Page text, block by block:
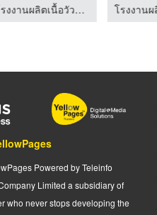
โรงงานผลิตเนื้อวัวสด แช่แข็ง แปรรูป - มีนาฟู้ดส์
Powered by Teleinfo
Limited a subsidiary of
who never stops developing the